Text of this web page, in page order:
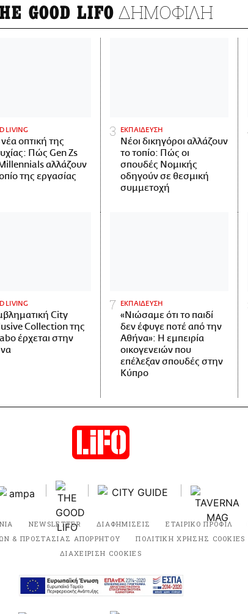
GOOD LIFO ΔΗΜΟΦΙΛΗ
LIVING
οπτική της
Πώς Gen Zs
αλλάζουν
της εργασίας
ΕΚΠΑΙΔΕΥΣΗ
Νέοι δικηγόροι αλλάζουν
το τοπίο: Πώς οι
σπουδές Νομικής
οδηγούν σε θεσμική
συμμετοχή
LIVING
City
Collection της
έρχεται στην
ΕΚΠΑΙΔΕΥΣΗ
«Νιώσαμε ότι το παιδί
δεν έφυγε ποτέ από την
Αθήνα»: Η εμπειρία
οικογενειών που
επέλεξαν σπουδές στην
Κύπρο
NEWSLETTER ΔΙΑΦΗΜΙΣΕΙΣ ΕΤΑΙΡΙΚΟ ΠΡΟΦΙΛ
& ΠΡΟΣΤΑΣΙΑΣ ΑΠΟΡΡΗΤΟΥ
ΠΟΛΙΤΙΚΗ ΧΡΗΣΗΣ COOKIES
ΔΙΑΧΕΙΡΙΣΗ COOKIES